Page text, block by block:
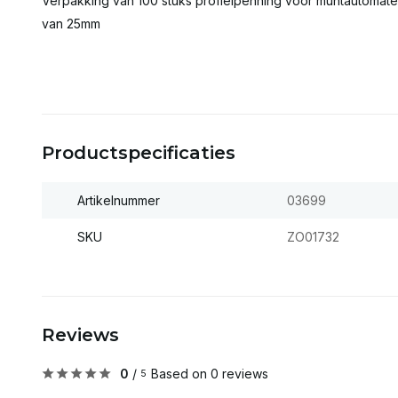
van 25mm
Productspecificaties
Artikelnummer 03699
SKU ZO01732
Reviews
0 / 5 Based on 0 reviews